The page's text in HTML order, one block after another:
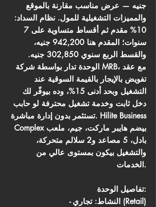
جنيه — عرض مناسب مقارنة بالموقع
والمميزات التشغيلية للمول. نظام السداد:
10% مقدم ثم أقساط متساوية على 7
سنوات؛ المقدم هنا 942,200 جنيه،
والقسط الربع سنوي 302,850 جنيه.
الوحدة تدار بواسطة شركة MRB، مع عقد
تفويض بالإيجار بالقيمة السوقية عند
التشغيل وبحد أدنى 15%، وده بيوفّر لك
دخل ثابت وخدمة تشغيل محترفة لو حابب
تستثمر بدون إدارة مباشرة. Hilite Business
Complex بيضم هايبر ماركت، جيم، ملعب
بادل، 5 مصاعد و2 سلالم متحركة،
والتشغيل بيكون بمستوى عالي من
الخدمات.
تفاصيل الوحدة:
- النشاط: تجاري (Retail)